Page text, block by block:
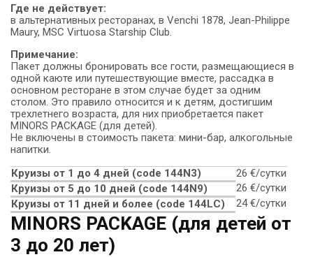
Где не действует:
в альтернативных ресторанах, в Venchi 1878, Jean-Philippe
Maury, MSC Virtuosa Starship Club.
Примечание:
Пакет должны бронировать все гости, размещающиеся в
одной каюте или путешествующие вместе, рассадка в
основном ресторане в этом случае будет за одним
столом. Это правило относится и к детям, достигшим
трехлетнего возраста, для них приобретается пакет
MINORS PACKAGE (для детей).
Не включены в стоимость пакета: мини-бар, алкогольные
напитки.
Круизы от 1 до 4 дней (code 144N3)
26 €/сутки
Круизы от 5 до 10 дней (сode 144N9)
26 €/сутки
Круизы от 11 дней и более (code 144LC)
24 €/сутки
MINORS PACKAGE (для детей от
3 до 20 лет)